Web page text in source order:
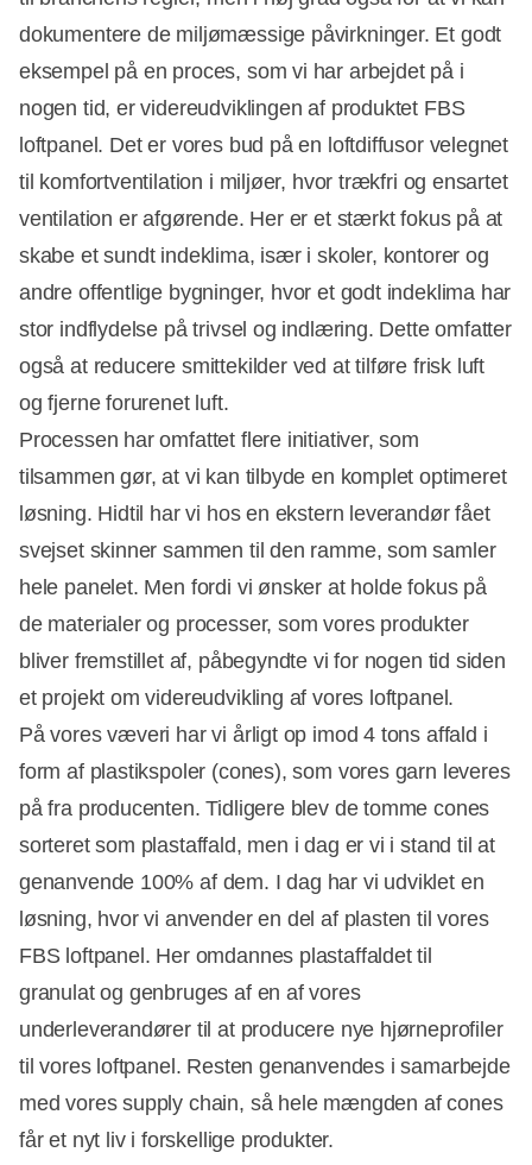
dokumentere de miljømæssige påvirkninger. Et godt
eksempel på en proces, som vi har arbejdet på i
nogen tid, er videreudviklingen af produktet FBS
loftpanel. Det er vores bud på en loftdiffusor velegnet
til komfortventilation i miljøer, hvor trækfri og ensartet
ventilation er afgørende. Her er et stærkt fokus på at
skabe et sundt indeklima, især i skoler, kontorer og
andre offentlige bygninger, hvor et godt indeklima har
stor indflydelse på trivsel og indlæring. Dette omfatter
også at reducere smittekilder ved at tilføre frisk luft
og fjerne forurenet luft.
Processen har omfattet flere initiativer, som
tilsammen gør, at vi kan tilbyde en komplet optimeret
løsning. Hidtil har vi hos en ekstern leverandør fået
svejset skinner sammen til den ramme, som samler
hele panelet. Men fordi vi ønsker at holde fokus på
de materialer og processer, som vores produkter
bliver fremstillet af, påbegyndte vi for nogen tid siden
et projekt om videreudvikling af vores loftpanel.
På vores væveri har vi årligt op imod 4 tons affald i
form af plastikspoler (cones), som vores garn leveres
på fra producenten. Tidligere blev de tomme cones
sorteret som plastaffald, men i dag er vi i stand til at
genanvende 100% af dem. I dag har vi udviklet en
løsning, hvor vi anvender en del af plasten til vores
FBS loftpanel. Her omdannes plastaffaldet til
granulat og genbruges af en af vores
underleverandører til at producere nye hjørneprofiler
til vores loftpanel. Resten genanvendes i samarbejde
med vores supply chain, så hele mængden af cones
får et nyt liv i forskellige produkter.